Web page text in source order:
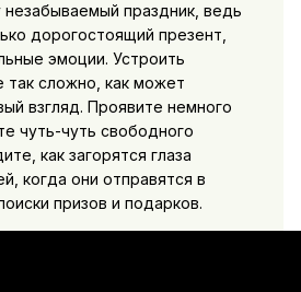
праздник, ведь
дорогостоящий презент,
эмоции. Устроить
так сложно, как может
взгляд. Проявите немного
чуть-чуть свободного
как загорятся глаза
когда они отправятся в
призов и подарков.